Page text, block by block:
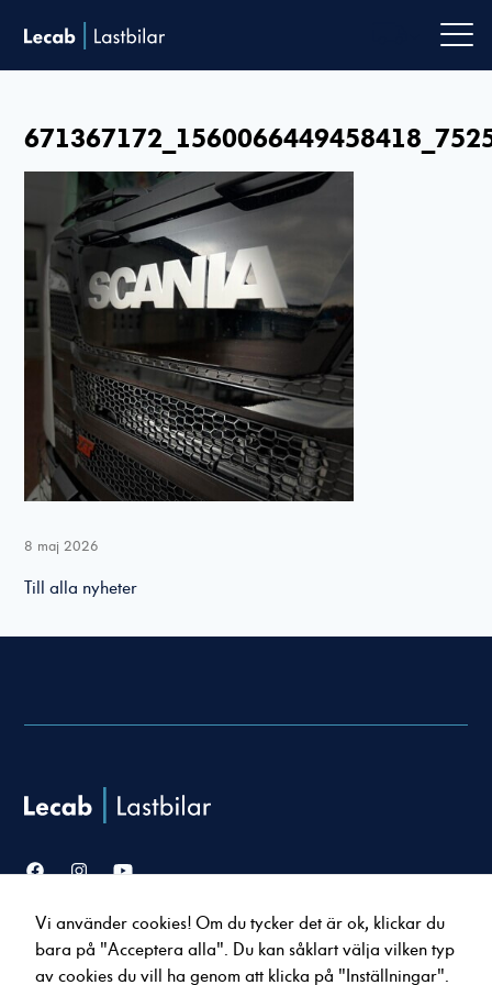
8 maj 2026
Till alla nyheter
Försäljning
Lastbilar
Service & verkstad
Serviceavtal
Vi använder cookies! Om du tycker det är ok, klickar du
bara på "Acceptera alla". Du kan såklart välja vilken typ
av cookies du vill ha genom att klicka på "Inställningar".
Dessa cookies
Statistik
För att vi ska
kunna